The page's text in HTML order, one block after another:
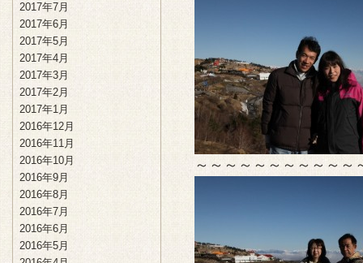
～～～～～～～～～～～
2017年7月
2017年6月
2017年5月
2017年4月
2017年3月
2017年2月
2017年1月
2016年12月
2016年11月
2016年10月
2016年9月
2016年8月
2016年7月
2016年6月
2016年5月